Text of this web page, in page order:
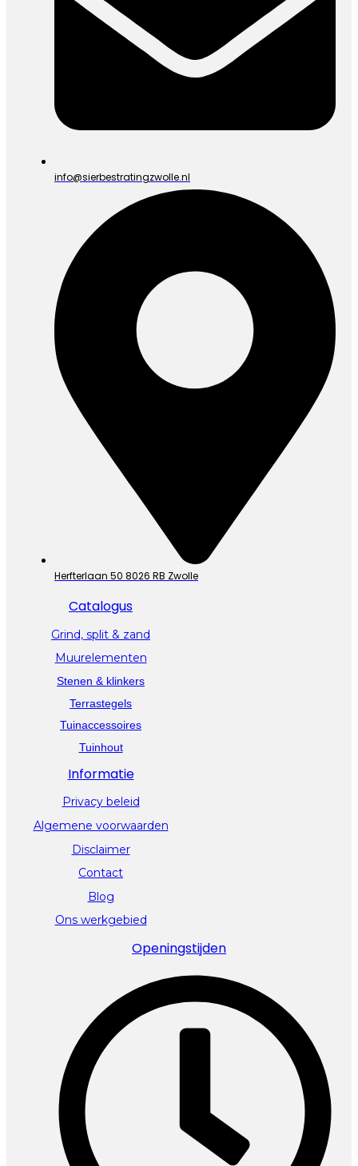
info@sierbestratingzwolle.nl
Herfterlaan 50 8026 RB Zwolle
Catalogus
Grind, split & zand
Muurelementen
Stenen & klinkers
Terrastegels
Tuinaccessoires
Tuinhout
Informatie
Privacy beleid
Algemene voorwaarden
Disclaimer
Contact
Blog
Ons werkgebied
Openingstijden